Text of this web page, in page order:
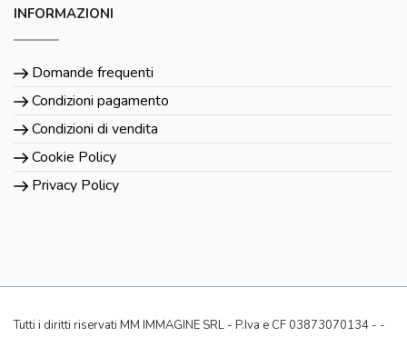
INFORMAZIONI
Domande frequenti
Condizioni pagamento
Condizioni di vendita
Cookie Policy
Privacy Policy
Tutti i diritti riservati MM IMMAGINE SRL - P.Iva e CF 03873070134 - -